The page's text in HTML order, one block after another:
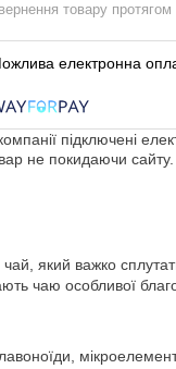
товару
підключені
не покидаючи сайту.
який важко
чаю особливої